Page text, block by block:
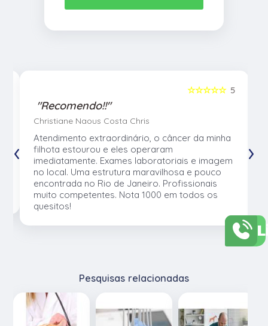
5
☆☆☆☆☆
"Recomendo!!"
Christiane Naous Costa Chris
Atendimento extraordinário, o câncer da minha
filhota estourou e eles operaram
imediatamente. Exames laboratoriais e imagem
no local. Uma estrutura maravilhosa e pouco
encontrada no Rio de Janeiro. Profissionais
muito competentes. Nota 1000 em todos os
quesitos!
‹ ›
Pesquisas relacionadas